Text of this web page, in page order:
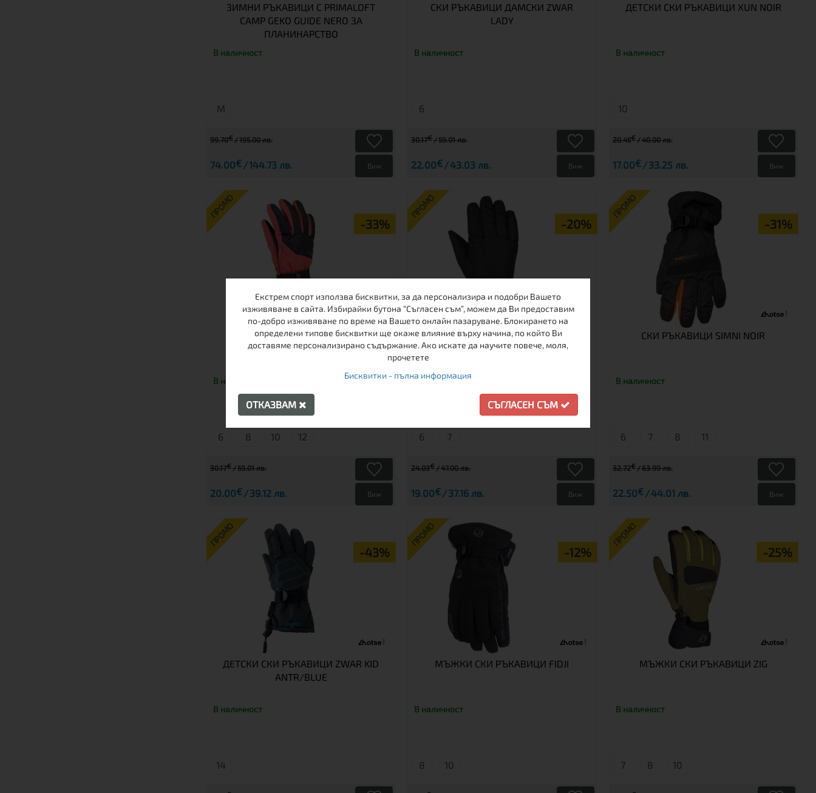
ЗИМНИ РЪКАВИЦИ С PRIMALOFT
CAMP GEKO GUIDE NERO ЗА
ПЛАНИНАРСТВО
В наличност
М
99.70€ 195.00 лв.
74.00€ 144.73 лв. Виж
СКИ РЪКАВИЦИ ДАМСКИ ZWAR
LADY
В наличност
6
30.17€ 59.01 лв.
22.00€ 43.03 лв. Виж
ДЕТСКИ СКИ РЪКАВИЦИ XUN NOIR
В наличност
10
20.45€ 40.00 лв.
17.00€ 33.25 лв. Виж
ПРОМО
-33%
ДЕТСКИ СКИ РЪКАВИЦИ LHOTSE
BINIOU
В наличност
6 8 10 12
30.17€ 59.01 лв.
20.00€ 39.12 лв. Виж
ПРОМО
-20%
ДАМСКИ СКИ РЪКАВИЦИ KARABA
BLK
В наличност
6 7
24.03€ 47.00 лв.
19.00€ 37.16 лв. Виж
ПРОМО
-31%
СКИ РЪКАВИЦИ SIMNI NOIR
В наличност
6 7 8 11
32.72€ 63.99 лв.
22.50€ 44.01 лв. Виж
ПРОМО
-43%
ДЕТСКИ СКИ РЪКАВИЦИ ZWAR KID
ANTR/BLUE
В наличност
14
ПРОМО
-12%
МЪЖКИ СКИ РЪКАВИЦИ FIDJI
В наличност
8 10
ПРОМО
-25%
МЪЖКИ СКИ РЪКАВИЦИ ZIG
В наличност
7 8 10
Екстрем спорт използва бисквитки, за да персонализира и подобри Вашето
изживяване в сайта. Избирайки бутона “Съгласен съм”, можем да Ви предоставим
по-добро изживяване по време на Вашето онлайн пазаруване. Блокирането на
определени типове бисквитки ще окаже влияние върху начина, по който Ви
доставяме персонализирано съдържание. Ако искате да научите повече, моля,
прочетете
Бисквитки - пълна информация
ОТКАЗВАМ СЪГЛАСЕН СЪМ